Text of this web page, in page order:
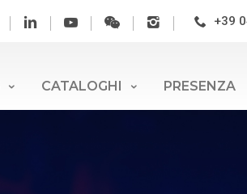
+39
CATALOGHI PRESENZA